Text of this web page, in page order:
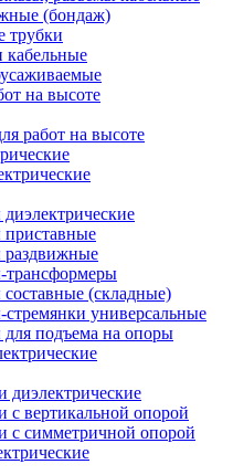
(бондаж)
трубки
на высоте
работ на высоте
(складные)
универсальные
подъема на опоры
диэлектрические
с вертикальной опорой
с симметричной опорой